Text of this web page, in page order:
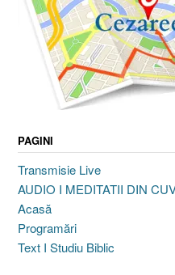
PAGINI
Transmisie Live
AUDIO I MEDITATII DIN
Acasă
Programări
Text I Studiu Biblic